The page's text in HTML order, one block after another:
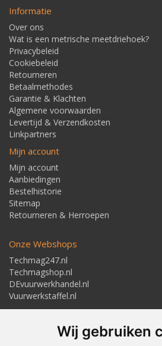
Wij gebruiken
Informatie
Over ons
Wat is een metrische meetdriehoek?
Privacybeleid
Cookiebeleid
Retourneren
Betaalmethodes
Garantie & Klachten
Algemene voorwaarden
Levertijd & Verzendkosten
Linkpartners
Mijn account
Mijn account
Aanbiedingen
Bestelhistorie
Sitemap
Retourneren & Herroepen
Onze Webshops
Techmag247.nl
Techmagshop.nl
DEvuurwerkhandel.nl
Vuurwerkstaffel.nl
Adresgegevens
Textielstraat 4, 7483 PB
Telefoon: 053-5723224